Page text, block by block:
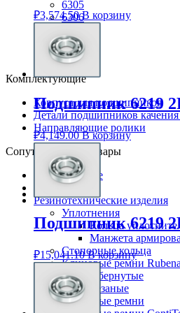
6305
6306
6308
6309
Комплектующие
Корпуса для подшипников
Детали подшипников
Направляющие ролики
Сопутствующие товары
Смазки Loctite
Клей Loctite
Резинотехнические изделия
Уплотнения
Кольца
Манжета
Стопорные кольца
Клиновые ремни Rubena
Обернутые
Резаные
Клиновые ремни
₽3,574.50 В корзину
Подшипник 6219
₽4,149.00 В корзину
Подшипник 6219
₽15,041.10 В корзину